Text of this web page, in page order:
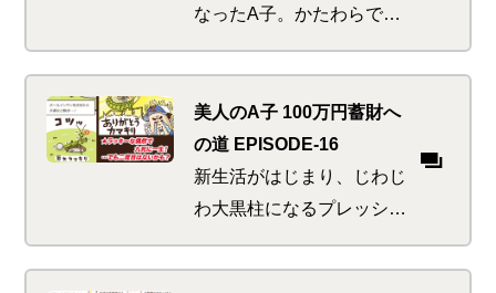
か！？
なったA子。かたわらで見
かけた、近所にお住いのス
ーパーセレブ先輩宅には怪
しげな来客がひっきりな
し。漂うのはバラと紅茶と
お金の香り！？
美人のA子 100万円蓄財へ
の道 EPISODE-16
新生活がはじまり、じわじ
わ大黒柱になるプレッシャ
ーが彼にのしかかってく
る。そんな中、自転車で間